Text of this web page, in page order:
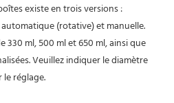
existe en trois versions :
(rotative) et manuelle.
ml, 500 ml et 650 ml, ainsi que
Veuillez indiquer le diamètre
réglage.